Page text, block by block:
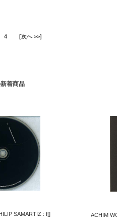
4 [次へ >>]
着商品
SAMARTIZ : f[]
ACHIM